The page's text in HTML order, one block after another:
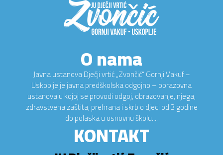
O nama
Javna ustanova Dječji vrtić „Zvončić“ Gornji Vakuf –
Uskoplje je javna predškolska odgojno – obrazovna
ustanova u kojoj se provodi odgoj, obrazovanje, njega,
zdravstvena zaštita, prehrana i skrb o djeci od 3 godine
do polaska u osnovnu školu....
KONTAKT